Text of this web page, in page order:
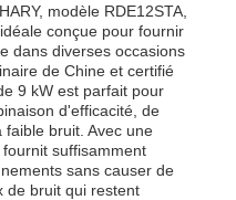
modèle RDE12STA,
conçue pour fournir
dans diverses occasions
de Chine et certifié
9 kW est parfait pour
d'efficacité, de
bruit. Avec une
suffisamment
sans causer de
de bruit qui restent